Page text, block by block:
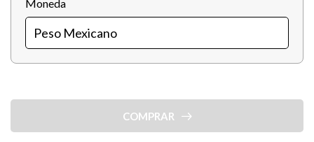
Moneda
COMPRAR